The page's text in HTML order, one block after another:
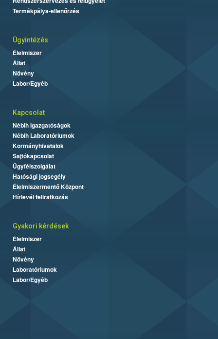
Termékpálya-ellenőrzés
Ügyintézés
Élelmiszer
Állat
Növény
Labor/Egyéb
Kapcsolat
Nébih Igazgatóságok
Nébih Laboratóriumok
Kormányhivatalok
Sajtókapcsolat
Ügyfélszolgálat
Hatósági jogsegély
Élelmiszermentő Központ
Hírlevél feliratkozás
Gyakori kérdések
Élelmiszer
Állat
Növény
Laboratóriumok
Labor/Egyéb